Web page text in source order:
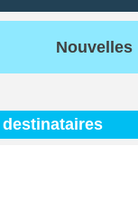
Nouvelles